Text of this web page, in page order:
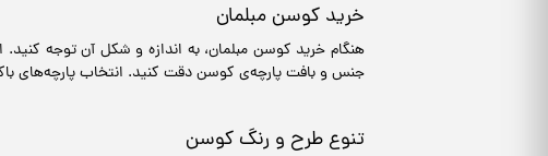
خرید کوسن مبلمان
هنگام خرید کوسن مبلمان، به اندازه و شکل آن توجه
جنس و بافت پارچه‌ی کوسن دقت کنید. انتخاب پارچه‌های
تنوع طرح و رنگ کوسن